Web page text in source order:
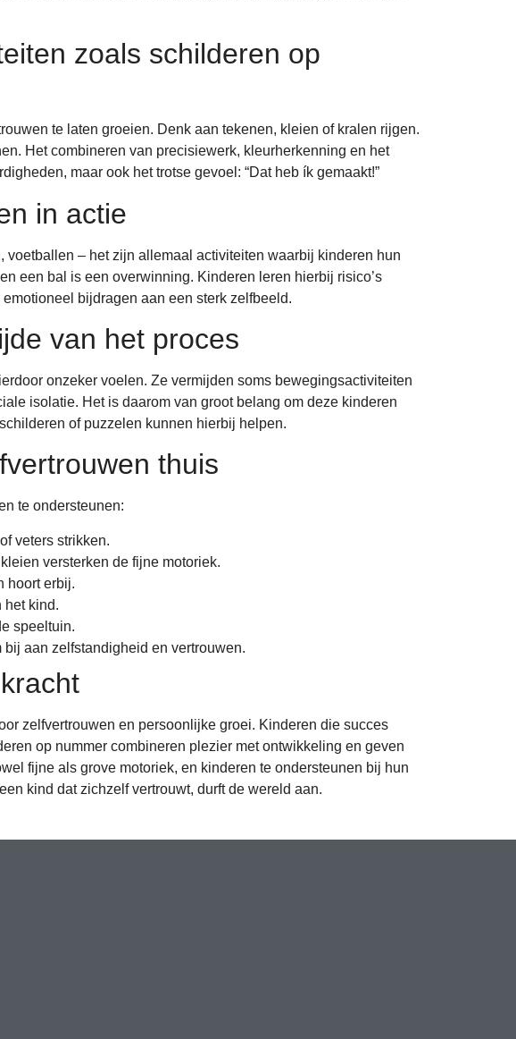
zoals schilderen op
te laten groeien. Denk aan tekenen, kleien of kralen rijgen.
Het combineren van precisiewerk, kleurherkenning en het
maar ook het trotse gevoel: “Dat heb ík gemaakt!”
in actie
– het zijn allemaal activiteiten waarbij kinderen hun
een bal is een overwinning. Kinderen leren hierbij risico’s
bijdragen aan een sterk zelfbeeld.
van het proces
onzeker voelen. Ze vermijden soms bewegingsactiviteiten
isolatie. Het is daarom van groot belang om deze kinderen
of puzzelen kunnen hierbij helpen.
thuis
te ondersteunen:
veters strikken.
versterken de fijne motoriek.
hoort erbij.
het kind.
speeltuin.
aan zelfstandigheid en vertrouwen.
zelfvertrouwen en persoonlijke groei. Kinderen die succes
op nummer combineren plezier met ontwikkeling en geven
fijne als grove motoriek, en kinderen te ondersteunen bij hun
kind dat zichzelf vertrouwt, durft de wereld aan.